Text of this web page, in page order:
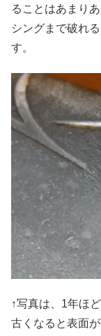
ることはあまり
シングまで破れ
す。
↑写真は、1年ほ
古くなると表面